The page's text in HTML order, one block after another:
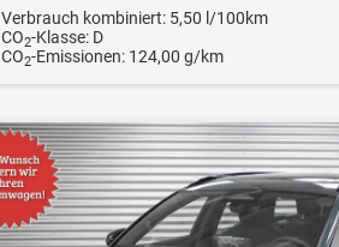
Verbrauch kombiniert: 5,50 l/100km
CO2-Klasse: D
CO2-Emissionen: 124,00 g/km